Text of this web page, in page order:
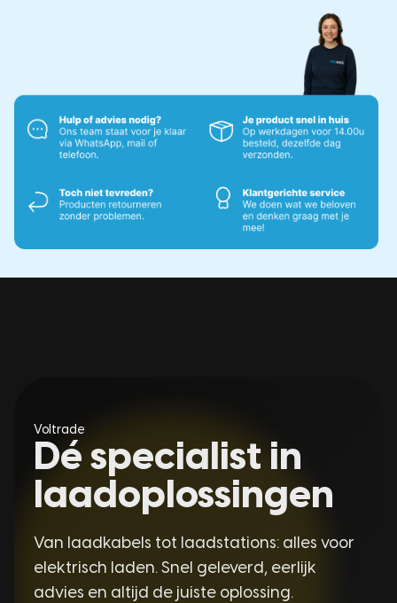
Voltrade
Dé specialist in
laadoplossingen
Van laadkabels tot laadstations: alles voor
elektrisch laden. Snel geleverd, eerlijk
advies en altijd de juiste oplossing.